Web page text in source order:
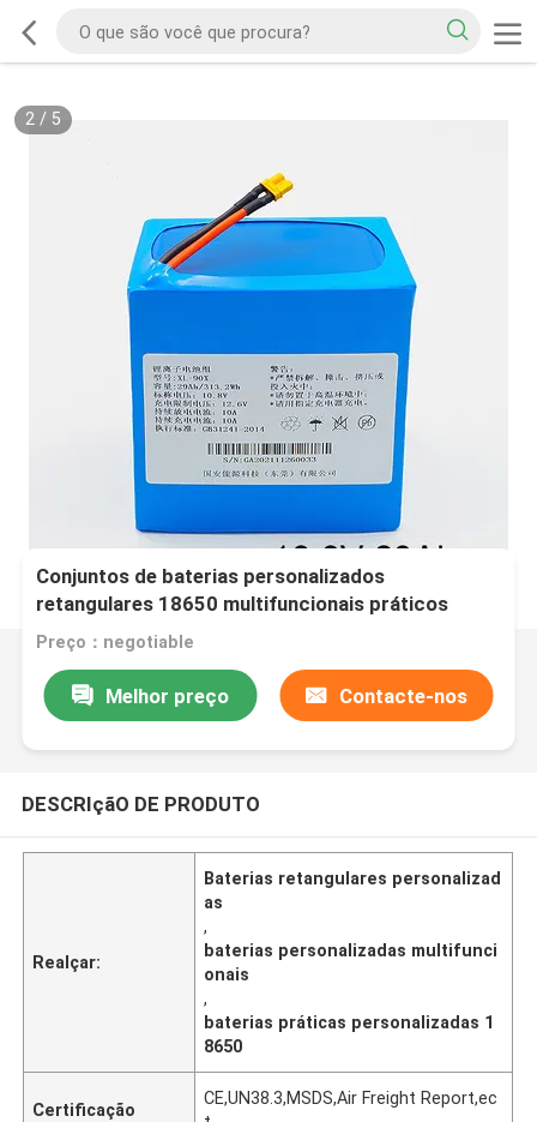
2/ 5
Conjuntos de baterias personalizados
retangulares 18650 multifuncionais práticos
Preço：negotiable
Melhor preço Contacte-nos
DESCRIçãO DE PRODUTO
Realçar:
Baterias retangulares personalizad
as
,
baterias personalizadas multifunci
onais
,
baterias práticas personalizadas 1
8650
Certificação
CE,UN38.3,MSDS,Air Freight Report,ec